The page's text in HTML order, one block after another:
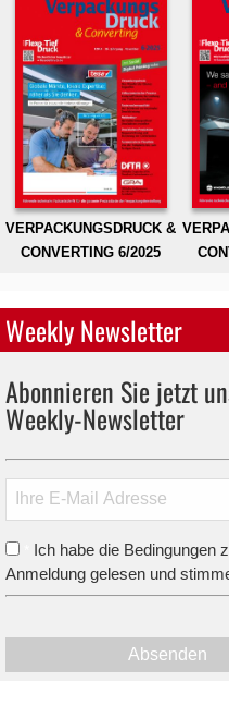
VERPACKUNGSDRUCK &
CONVERTING 6/2025
Weekly Newsletter
Abonnieren Sie jetzt
Weekly-Newsletter
Ich habe die Bedingungen
Anmeldung gelesen und
Absenden